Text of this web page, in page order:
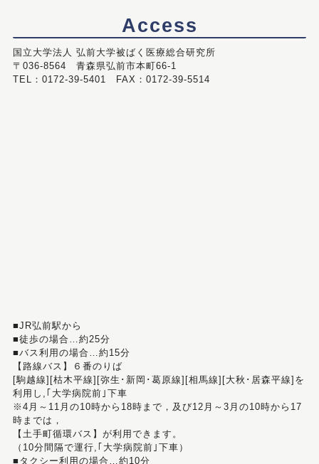
Access
国立大学法人 弘前大学被ばく医療総合研究所
〒036-8564 青森県弘前市本町66-1
TEL：0172-39-5401 FAX：0172-39-5514
■JR弘前駅から
■徒歩の場合…約25分
■バス利用の場合…約15分
【路線バス】６番のりば
[駒越線][枯木平線][弥生･新岡･葛原線][相馬線][大秋･居森平線]を
利用し,｢大学病院前｣下車
※4月～11月の10時から18時まで，及び12月～3月の10時から17
時までは，
【土手町循環バス】が利用できます。
（10分間隔で運行,｢大学病院前｣下車）
■タクシー利用の場合…約10分